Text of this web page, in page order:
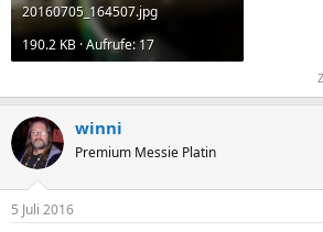
20160705_164507.jpg
190.2 KB · Aufrufe: 17
winni
Premium Messie Platin
5 Juli 2016